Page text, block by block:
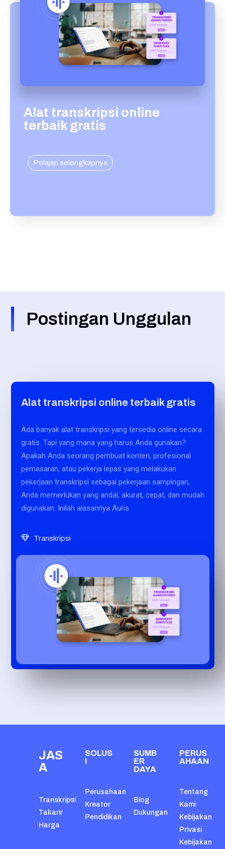
Alat transkripsi online
terbaik gratis
Pelajari selengkapnya
Postingan Unggulan
Alat transkripsi online terbaik gratis
Ada banyak alat transkripsi yang tersedia online secara
gratis. Tapi yang mana yang harus Anda gunakan?
Apakah Anda seorang pembuat konten, profesional
pemasaran, atau pekerja lepas yang melakukan
pekerjaan transkripsi sebagai pekerjaan sampingan,
Anda memerlukan yang andal, akurat, cepat, dan mudah
digunakan. Inilah alasannya Auris
Transkripsi
JAS
A
Transkripsi
Takarir
Harga
SOLUS
I
Perusahaan
Kreator
Pendidikan
SUMB
ER
DAYA
Blog
Dukungan
PERUS
AHAAN
Tentang
Kami
Kebijakan
Privasi
Kebijakan